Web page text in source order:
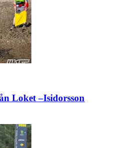
Loket –Isidorsson